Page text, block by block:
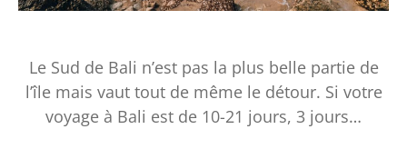
Le Sud de Bali n’est pas la plus belle partie de
l’île mais vaut tout de même le détour. Si votre
voyage à Bali est de 10-21 jours, 3 jours…